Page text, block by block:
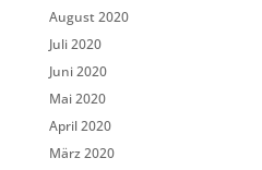
August 2020
Juli 2020
Juni 2020
Mai 2020
April 2020
März 2020